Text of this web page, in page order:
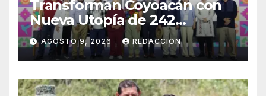
Transforman Coyoacán con
Nueva Utopía de 242
Millones de Pesos
AGOSTO 9, 2026 REDACCION